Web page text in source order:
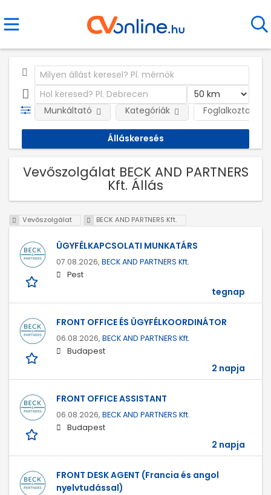
Foglalkoztatás
Munkáltató Kategóriák
Vevőszolgálat BECK AND PARTNERS
Kft. Állás
Vevőszolgálat BECK AND PARTNERS Kft.
ÜGYFÉLKAPCSOLATI MUNKATÁRS
07.08.2026, BECK AND PARTNERS Kft.
Pest
tegnap
FRONT OFFICE ÉS ÜGYFÉLKOORDINÁTOR
06.08.2026, BECK AND PARTNERS Kft.
Budapest
2 napja
FRONT OFFICE ASSISTANT
06.08.2026, BECK AND PARTNERS Kft.
Budapest
2 napja
FRONT DESK AGENT (Francia és angol
nyelvtudással)